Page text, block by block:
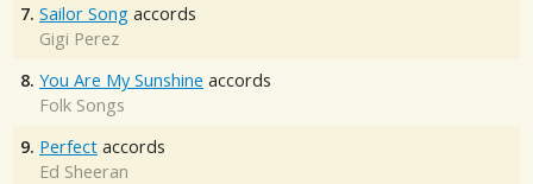
7. Sailor Song accords
Gigi Perez
8. You Are My Sunshine accords
Folk Songs
9. Perfect accords
Ed Sheeran